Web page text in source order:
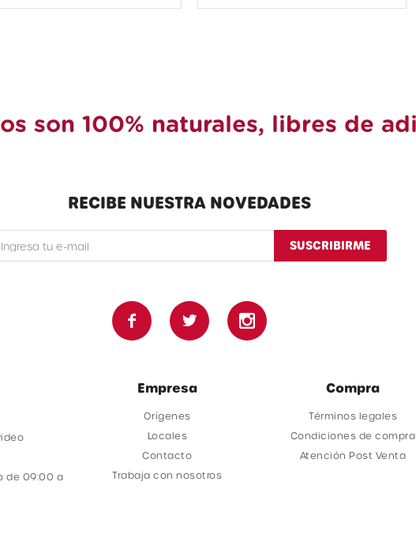
de 09:00 a
Empresa
Orígenes
Locales
Contacto
Trabaja con nosotros
Compra
Términos legales
Condiciones de compra
Atención Post Venta
RECIBE NUESTRA NOVEDADES
SUSCRIBIRME
  